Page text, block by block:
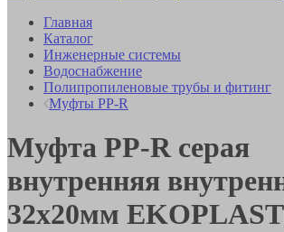
Главная
Каталог
Инженерные системы
Водоснабжение
Полипропиленовые трубы и фитинг
Муфты PP-R
Муфта РР-R серая
внутренняя
32х20мм